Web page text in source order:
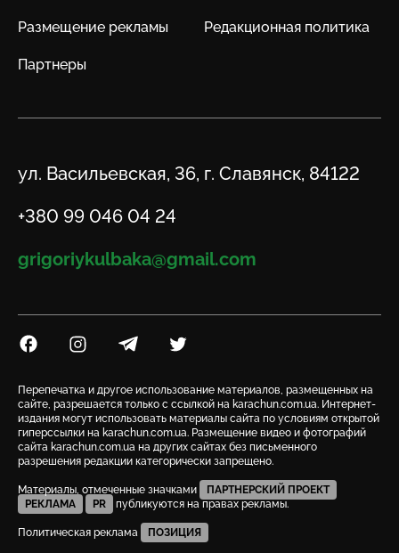
Размещение рекламы Редакционная политика
Партнеры
Адрес
ул. Васильевская, 36, г. Славянск, 84122
Телефон
+380 99 046 04 24
Email
grigoriykulbaka@gmail.com
Посилання на Facebook
Посилання на Instagram
Посилання на Telegram
Посилання на Twitter
Перепечатка и другое использование материалов, размещенных на
сайте, разрешается только с ссылкой на karachun.com.ua. Интернет-
издания могут использовать материалы сайта по условиям открытой
гиперссылки на karachun.com.ua. Размещение видео и фотографий
сайта karachun.com.ua на других сайтах без письменного
разрешения редакции категорически запрещено.
Материалы, отмеченные значками
ПАРТНЕРСКИЙ ПРОЕКТ
РЕКЛАМА
PR публикуются на правах рекламы.
Политическая реклама ПОЗИЦИЯ